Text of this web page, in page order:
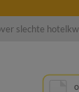
slechte